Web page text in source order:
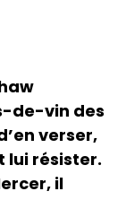
de-vin des
verser,
lui résister.
il